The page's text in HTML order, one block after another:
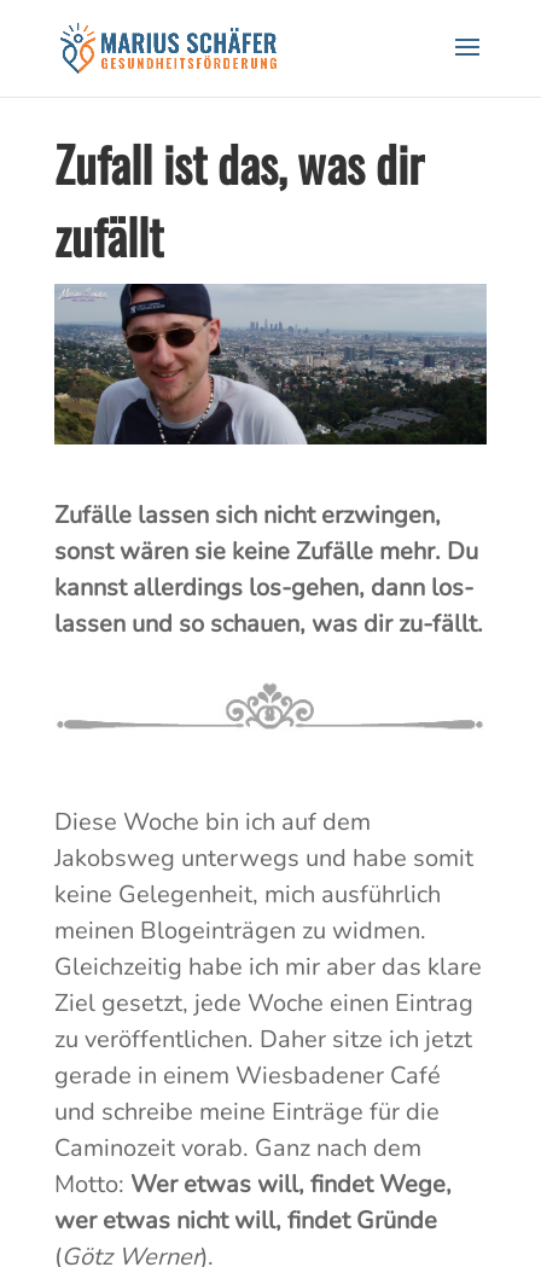
Black Friday Sale! 20% auf Workshops und
Gutscheine! CODE: BREATH24
Zufall ist das, was dir
zufällt
Zufälle lassen sich nicht erzwingen,
sonst wären sie keine Zufälle mehr. Du
kannst allerdings los-gehen, dann los-
lassen und so schauen, was dir zu-fällt.
Diese Woche bin ich auf dem
Jakobsweg unterwegs und habe somit
keine Gelegenheit, mich ausführlich
meinen Blogeinträgen zu widmen.
Gleichzeitig habe ich mir aber das klare
Ziel gesetzt, jede Woche einen Eintrag
zu veröffentlichen. Daher sitze ich jetzt
gerade in einem Wiesbadener Café
und schreibe meine Einträge für die
Caminozeit vorab. Ganz nach dem
Motto: Wer etwas will, findet Wege,
wer etwas nicht will, findet Gründe
(Götz Werner).